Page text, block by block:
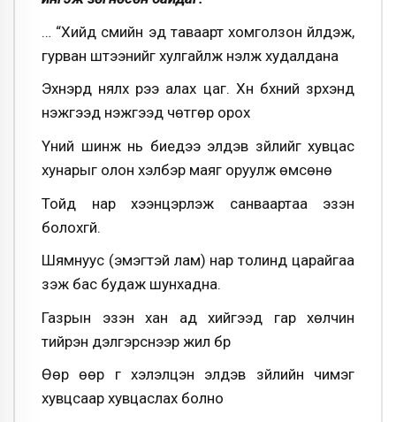
… “Хийд сүмийн эд таваарт хомголзон үйлдэж,
гурван шүтээнийг хулгайлж үнэлж худалдана
Эхнэрүүд нялх үрээ алах цаг. Хүн бүхний зүрхэнд
нэжгээд нэжгээд чөтгөр орох
Үүний шинж нь биедээ элдэв зүйлийг хувцас
хунарыг олон хэлбэр маяг оруулж өмсөнө
Тойд нар хээнцэрлэж санваартаа эзэн
болохгүй.
Шямнуус (эмэгтэй лам) нар толинд царайгаа
үзэж бас будаж шунхадна.
Газрын эзэн хан ад хийгээд гар хөлчин
тийрэн дэлгэрснээр жил бүр
Өөр өөр үг хэлэлцэн элдэв зүйлийн чимэг
хувцсаар хувцаслах болно